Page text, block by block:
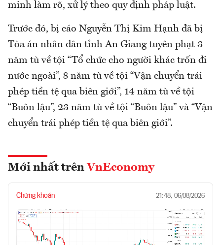
minh làm rõ, xử lý theo quy định pháp luật.
Trước đó, bị cáo Nguyễn Thị Kim Hạnh đã bị
Tòa án nhân dân tỉnh An Giang tuyên phạt 3
năm tù về tội “Tổ chức cho người khác trốn đi
nước ngoài”, 8 năm tù về tội “Vận chuyển trái
phép tiền tệ qua biên giới”, 14 năm tù về tội
“Buôn lậu”, 23 năm tù về tội “Buôn lậu” và “Vận
chuyển trái phép tiền tệ qua biên giới”.
Mới nhất trên VnEconomy
Chứng khoán 21:48, 06/08/2026